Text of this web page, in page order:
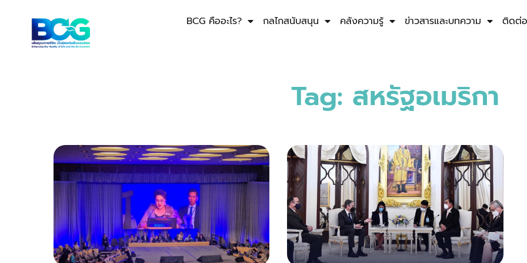
BCG คืออะไร? กลไกสนับสนุน คลังความรู้ ข่าวสารและบทความ ติดต่อ
Tag: สหรัฐอเมริกา